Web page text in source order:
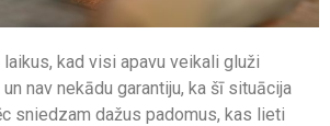
kad visi apavu veikali gluži
nav nekādu garantiju, ka šī situācija
sniedzam dažus padomus, kas lieti